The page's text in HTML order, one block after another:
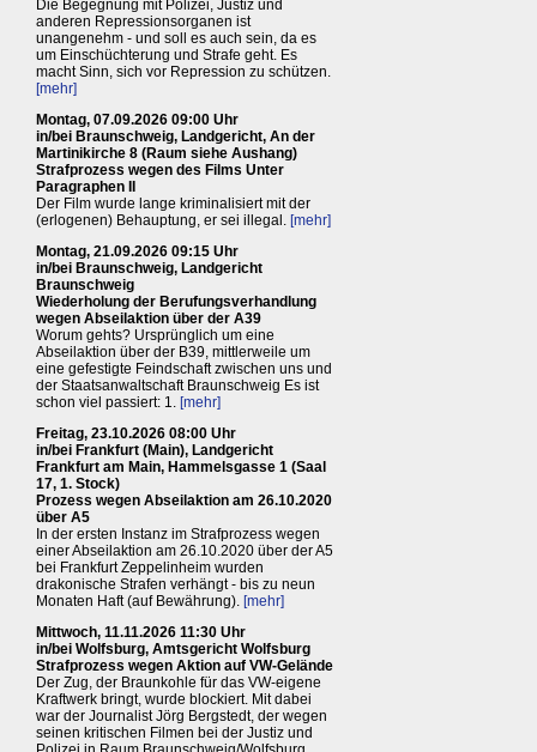
Die Begegnung mit Polizei, Justiz und
anderen Repressionsorganen ist
unangenehm - und soll es auch sein, da es
um Einschüchterung und Strafe geht. Es
macht Sinn, sich vor Repression zu schützen.
[mehr]
Montag, 07.09.2026 09:00 Uhr
in/bei Braunschweig, Landgericht, An der
Martinikirche 8 (Raum siehe Aushang)
Strafprozess wegen des Films Unter
Paragraphen II
Der Film wurde lange kriminalisiert mit der
(erlogenen) Behauptung, er sei illegal. [mehr]
Montag, 21.09.2026 09:15 Uhr
in/bei Braunschweig, Landgericht
Braunschweig
Wiederholung der Berufungsverhandlung
wegen Abseilaktion über der A39
Worum gehts? Ursprünglich um eine
Abseilaktion über der B39, mittlerweile um
eine gefestigte Feindschaft zwischen uns und
der Staatsanwaltschaft Braunschweig Es ist
schon viel passiert: 1. [mehr]
Freitag, 23.10.2026 08:00 Uhr
in/bei Frankfurt (Main), Landgericht
Frankfurt am Main, Hammelsgasse 1 (Saal
17, 1. Stock)
Prozess wegen Abseilaktion am 26.10.2020
über A5
In der ersten Instanz im Strafprozess wegen
einer Abseilaktion am 26.10.2020 über der A5
bei Frankfurt Zeppelinheim wurden
drakonische Strafen verhängt - bis zu neun
Monaten Haft (auf Bewährung). [mehr]
Mittwoch, 11.11.2026 11:30 Uhr
in/bei Wolfsburg, Amtsgericht Wolfsburg
Strafprozess wegen Aktion auf VW-Gelände
Der Zug, der Braunkohle für das VW-eigene
Kraftwerk bringt, wurde blockiert. Mit dabei
war der Journalist Jörg Bergstedt, der wegen
seinen kritischen Filmen bei der Justiz und